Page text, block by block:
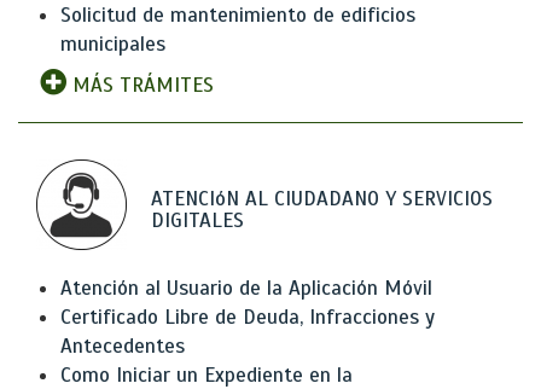
Solicitud de mantenimiento de edificios
municipales
MÁS TRÁMITES
ATENCIóN AL CIUDADANO Y SERVICIOS
DIGITALES
Atención al Usuario de la Aplicación Móvil
Certificado Libre de Deuda, Infracciones y
Antecedentes
Como Iniciar un Expediente en la